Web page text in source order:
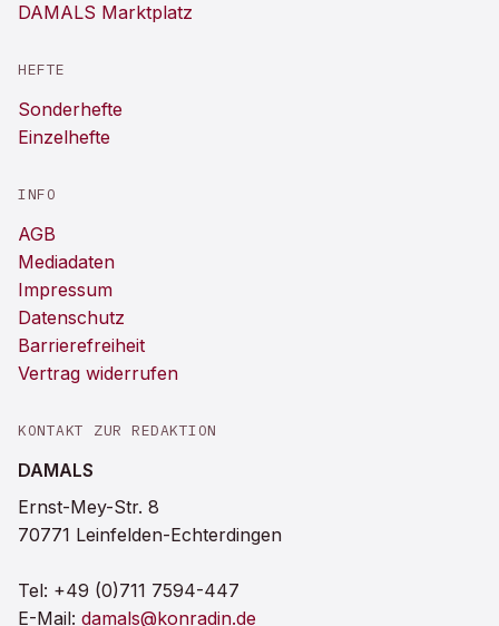
DAMALS Marktplatz
HEFTE
Sonderhefte
Einzelhefte
INFO
AGB
Mediadaten
Impressum
Datenschutz
Barrierefreiheit
Vertrag widerrufen
KONTAKT ZUR REDAKTION
DAMALS
Ernst-Mey-Str. 8
70771 Leinfelden-Echterdingen
Tel: +49 (0)711 7594-447
E-Mail: damals@konradin.de